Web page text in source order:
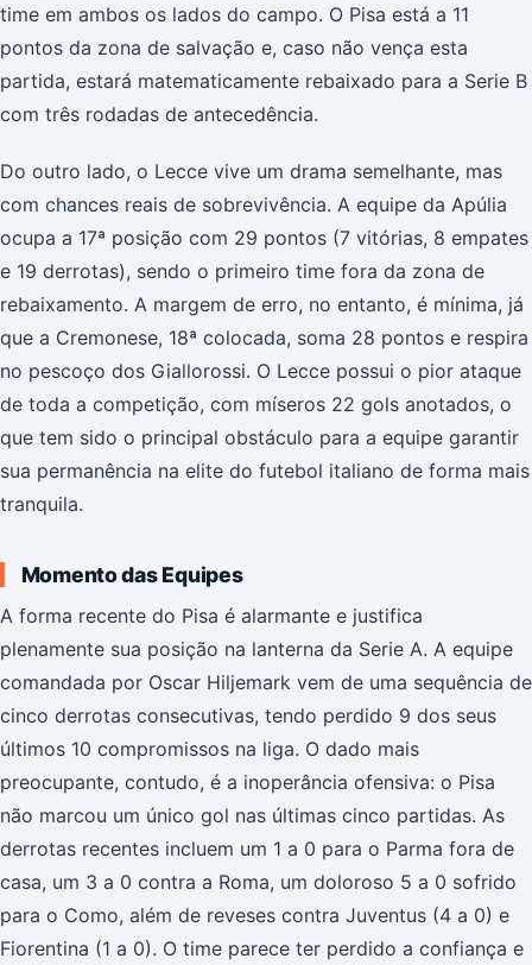
time em ambos os lados do campo. O Pisa está a 11
pontos da zona de salvação e, caso não vença esta
partida, estará matematicamente rebaixado para a Serie B
com três rodadas de antecedência.
Do outro lado, o Lecce vive um drama semelhante, mas
com chances reais de sobrevivência. A equipe da Apúlia
ocupa a 17ª posição com 29 pontos (7 vitórias, 8 empates
e 19 derrotas), sendo o primeiro time fora da zona de
rebaixamento. A margem de erro, no entanto, é mínima, já
que a Cremonese, 18ª colocada, soma 28 pontos e respira
no pescoço dos Giallorossi. O Lecce possui o pior ataque
de toda a competição, com míseros 22 gols anotados, o
que tem sido o principal obstáculo para a equipe garantir
sua permanência na elite do futebol italiano de forma mais
tranquila.
Momento das Equipes
A forma recente do Pisa é alarmante e justifica
plenamente sua posição na lanterna da Serie A. A equipe
comandada por Oscar Hiljemark vem de uma sequência de
cinco derrotas consecutivas, tendo perdido 9 dos seus
últimos 10 compromissos na liga. O dado mais
preocupante, contudo, é a inoperância ofensiva: o Pisa
não marcou um único gol nas últimas cinco partidas. As
derrotas recentes incluem um 1 a 0 para o Parma fora de
casa, um 3 a 0 contra a Roma, um doloroso 5 a 0 sofrido
para o Como, além de reveses contra Juventus (4 a 0) e
Fiorentina (1 a 0). O time parece ter perdido a confiança e